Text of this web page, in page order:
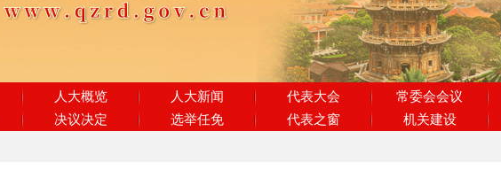
人大概览 人大新闻 代表大会 常委会会议
决议决定 选举任免 代表之窗 机关建设